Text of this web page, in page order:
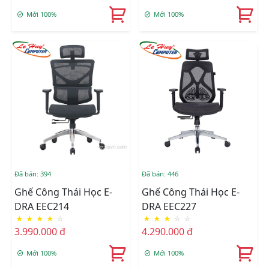
Mới 100% Mới 100%
Đã bán: 394
Ghế Công Thái Học E-
DRA EEC214
★ ★ ★ ★ ☆
3.990.000 đ
Mới 100%
Đã bán: 446
Ghế Công Thái Học E-
DRA EEC227
★ ★ ★ ☆ ☆
4.290.000 đ
Mới 100%